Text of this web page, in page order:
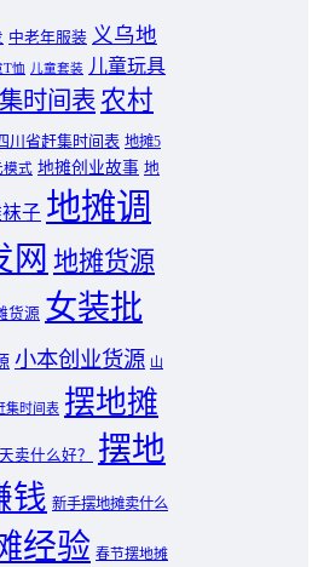
中老年服装 义乌地
T恤 儿童套装 儿童玩具
时间表 农村
川省赶集时间表 地摊5
模式 地摊创业故事 地
子 地摊调
网 地摊货源
货源 女装批
小本创业货源 山
集时间表 摆地摊
卖什么好？
摆地
钱 新手摆地摊卖什么
经验 春节摆地摊